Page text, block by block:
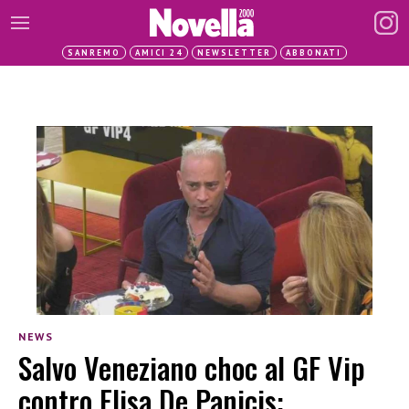
SANREMO AMICI 24 NEWSLETTER ABBONATI
NEWS
Salvo Veneziano choc al GF Vip